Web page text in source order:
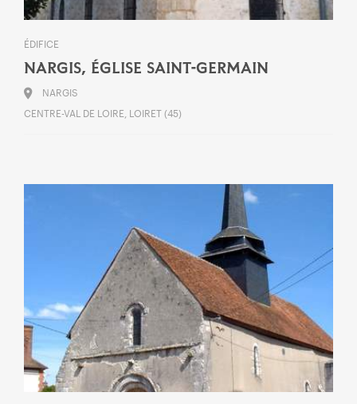
ÉDIFICE
NARGIS, ÉGLISE SAINT-GERMAIN
NARGIS
CENTRE-VAL DE LOIRE, LOIRET (45)